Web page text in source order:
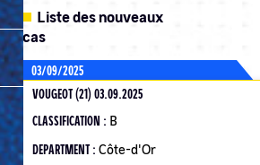
ADVANCED SEARCH
Liste des nouveaux
cas
03/09/2025
VOUGEOT (21) 03.09.2025
CLASSIFICATION : B
DEPARTMENT : Côte-d'Or